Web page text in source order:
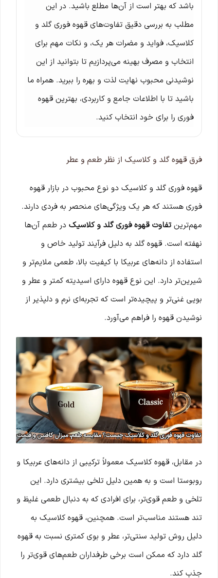
باشد که بهتر است از آن‌ها مطلع باشید. در این
مطلب به بررسی دقیق تفاوت‌های قهوه فوری گلد و
کلاسیک، فواید و مضرات هر یک، و نکات مهم برای
انتخاب و مصرف بهینه می‌پردازیم تا بتوانید از این
نوشیدنی محبوب نهایت لذت و بهره را ببرید. همراه ما
باشید تا با اطلاعات جامع و کاربردی، بهترین قهوه
فوری را برای خود انتخاب کنید.
فرق قهوه گلد و کلاسیک از نظر طعم و عطر
قهوه فوری گلد و کلاسیک دو نوع محبوب در بازار قهوه
فوری هستند که هر یک ویژگی‌های منحصر به فردی دارند.
مهم‌ترینتفاوت قهوه فوری گلد و کلاسیک در طعم آن‌ها
نهفته است. قهوه گلد به دلیل فرآیند تولید خاص و
استفاده از دانه‌های عربیکا با کیفیت بالا، طعمی ملایم‌تر و
شیرین‌تر دارد. این نوع قهوه دارای اسیدیته کمتر و عطر و
بویی غنی‌تر و پیچیده‌تر است که تجربه‌ای نرم و دلپذیر از
نوشیدن قهوه را فراهم می‌آورد.
در مقابل، قهوه کلاسیک معمولاً ترکیبی از دانه‌های عربیکا و
روبوستا است و به همین دلیل تلخی بیشتری دارد. این
تلخی و طعم قوی‌تر، برای افرادی که به دنبال طعمی غلیظ و
تند هستند مناسب‌تر است. همچنین، قهوه کلاسیک به
دلیل روش تولید سنتی‌تر، عطر و بوی کمتری نسبت به قهوه
گلد دارد که ممکن است برخی طرفداران طعم‌های قوی‌تر را
جذب کند.